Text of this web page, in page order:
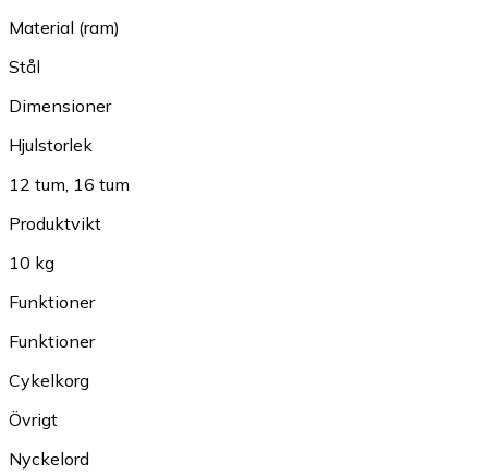
Material (ram)
Stål
Dimensioner
Hjulstorlek
12 tum 16 tum
Produktvikt
10 kg
Funktioner
Funktioner
Cykelkorg
Övrigt
Nyckelord